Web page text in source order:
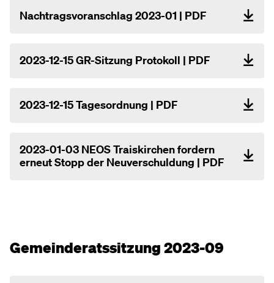
Nachtragsvoranschlag 2023-01 | PDF
2023-12-15 GR-Sitzung Protokoll | PDF
2023-12-15 Tagesordnung | PDF
2023-01-03 NEOS Traiskirchen fordern
erneut Stopp der Neuverschuldung | PDF
Gemeinderatssitzung 2023-09